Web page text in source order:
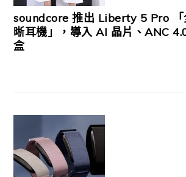
soundcore 推出 Liberty 5 Pro 「
晰耳機」，導入 AI 晶片、ANC
盒